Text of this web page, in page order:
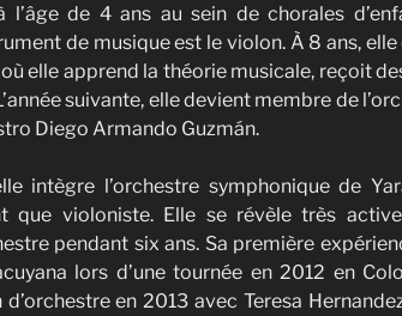
l’âge de 4 ans au sein de chorales
de musique est le violon. À 8 ans,
elle apprend la théorie musicale, reçoit
suivante, elle devient membre de
Diego Armando Guzmán.
intègre l’orchestre symphonique de
que violoniste. Elle se révèle très
pendant six ans. Sa première
lors d’une tournée en 2012 en
en 2013 avec Teresa